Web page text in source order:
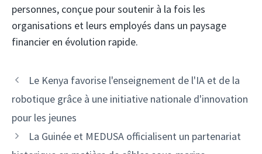
personnes, conçue pour soutenir à la fois les
organisations et leurs employés dans un paysage
financier en évolution rapide.
Navigation
des
Le Kenya favorise l'enseignement de l'IA et de la
robotique grâce à une initiative nationale d'innovation
pour les jeunes
La Guinée et MEDUSA officialisent un partenariat